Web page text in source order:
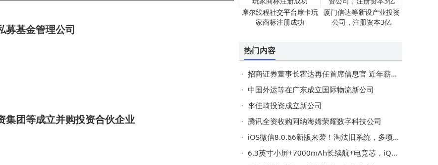
募基金管理公司
集团等成立并购投资合伙企业
摩尔线程社交平台摩卡玩
家商标注册成功
厦门信达等新设产业投资
公司，注册资本3亿
热门内容
招商证券董事长霍达再任首席信息官 近年薪酬递减业绩却上扬
中国外运等在广东成立国际物流新公司
李佳琦投资成立新公司
腾讯全资收购阿纳海姆荣耀数字科技公司
iOS微信8.0.66新版来袭！淘汰旧系统，多项实用功能开启灰度测试
6.3英寸小屏+7000mAh长续航+电竞芯，iQOO新机或成小屏性能新标杆